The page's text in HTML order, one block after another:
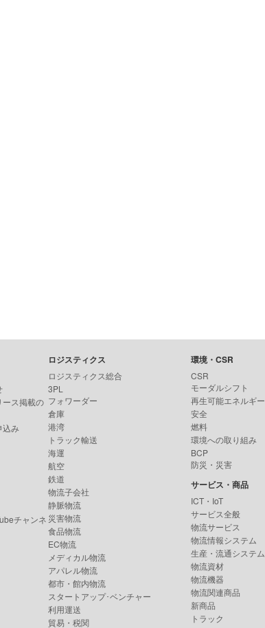
ース掲載の
込み
チャンネ
ロジスティクス
ロジスティクス総合
3PL
フォワーダー
倉庫
港湾
トラック輸送
海運
航空
鉄道
物流子会社
静脈物流
災害物流
食品物流
EC物流
メディカル物流
アパレル物流
都市・館内物流
スタートアップ･ベンチャー
利用運送
貿易・税関
環境・CSR
CSR
モーダルシフト
再生可能エネルギー
安全
燃料
環境への取り組み
BCP
防災・災害
サービス・商品
ICT・IoT
サービス全般
物流サービス
物流情報システム
生産・流通システム
物流資材
物流機器
物流関連商品
新商品
トラック